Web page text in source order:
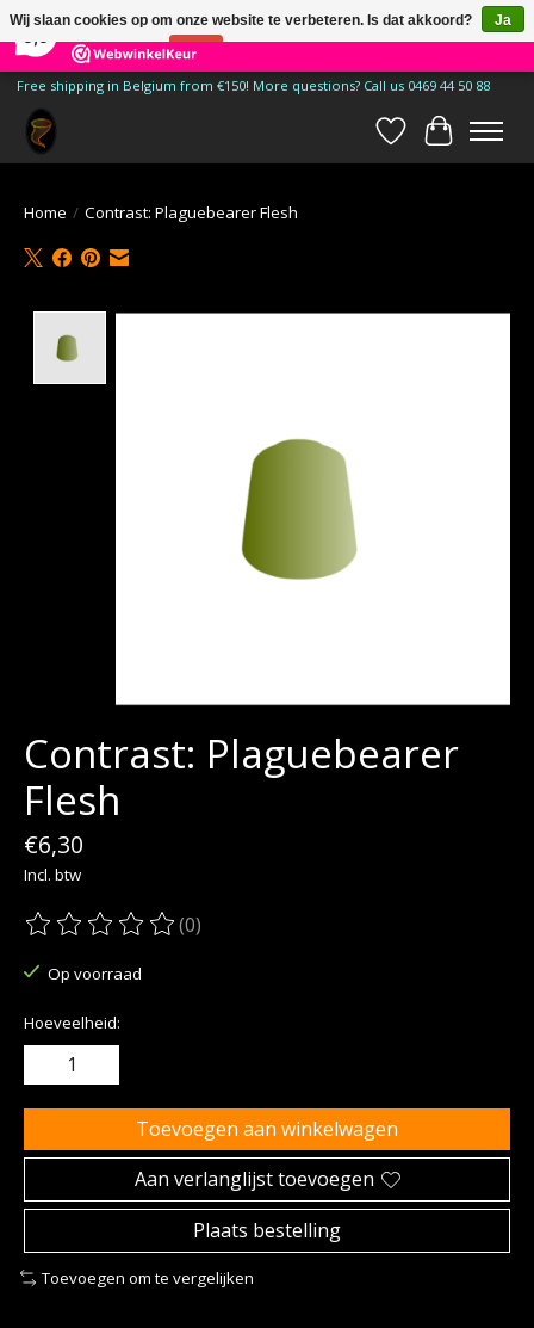
185 Reviews ×
Free shipping in Belgium from €150! More questions? Call us 0469 44 50 88
Verlanglijst
Home / Contrast: Plaguebearer Flesh
Contrast: Plaguebearer
Flesh
€6,30
Incl. btw
De beoordeling van dit product is
(0)
Op voorraad
Hoeveelheid:
Toevoegen aan winkelwagen
Aan verlanglijst toevoegen
Plaats bestelling
Toevoegen om te vergelijken
Wij slaan cookies op om onze website te verbeteren. Is dat akkoord?
Ja
Nee